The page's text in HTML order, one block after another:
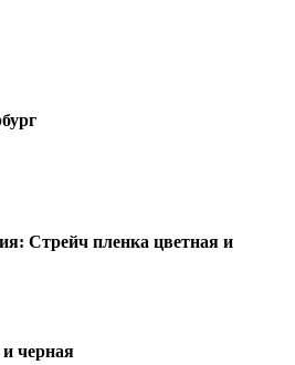
Стрейч пленка цветная и
черная